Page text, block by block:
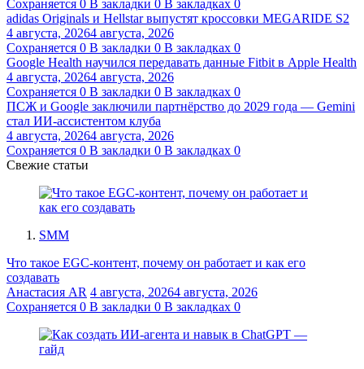
Сохраняется 0 В закладки 0 В закладках 0
adidas Originals и Hellstar выпустят кроссовки MEGARIDE S2
4 августа, 20264 августа, 2026
Сохраняется 0 В закладки 0 В закладках 0
Google Health научился передавать данные Fitbit в Apple Health
4 августа, 20264 августа, 2026
Сохраняется 0 В закладки 0 В закладках 0
ПСЖ и Google заключили партнёрство до 2029 года — Gemini
стал ИИ-ассистентом клуба
4 августа, 20264 августа, 2026
Сохраняется 0 В закладки 0 В закладках 0
Свежие статьи
SMM
Что такое EGC-контент, почему он работает и как его
создавать
Анастасия AR 4 августа, 20264 августа, 2026
Сохраняется 0 В закладки 0 В закладках 0